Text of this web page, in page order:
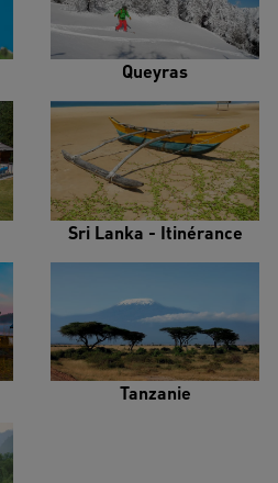
Queyras
Sri Lanka - Itinérance
Tanzanie